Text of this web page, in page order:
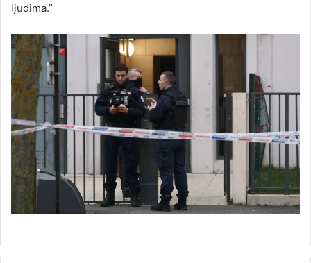
ljudima.”